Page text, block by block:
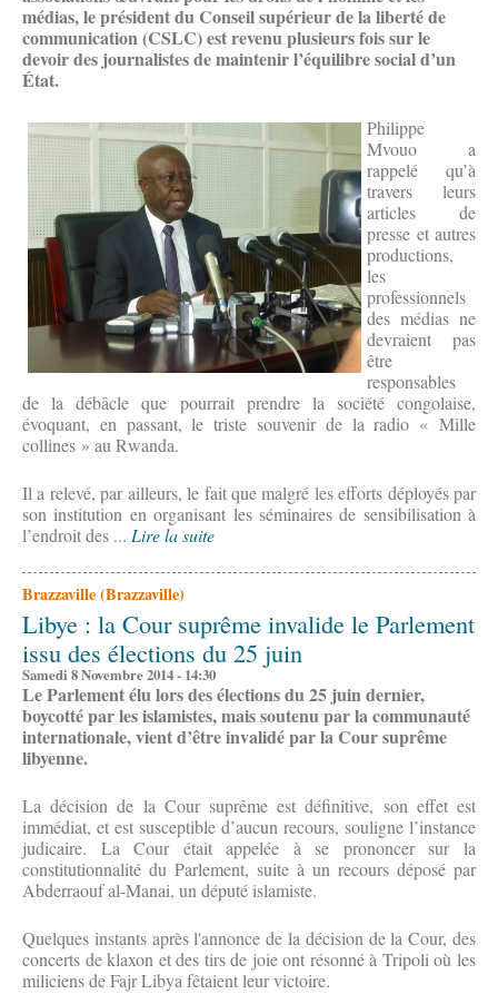
médias, le président du Conseil supérieur de la liberté de
communication (CSLC) est revenu plusieurs fois sur le
devoir des journalistes de maintenir l’équilibre social d’un
État.
Philippe
Mvouo a
rappelé qu’à
travers leurs
articles de
presse et autres
productions,
les
professionnels
des médias ne
devraient pas
être
responsables
de la débâcle que pourrait prendre la société congolaise,
évoquant, en passant, le triste souvenir de la radio « Mille
collines » au Rwanda.
Il a relevé, par ailleurs, le fait que malgré les efforts déployés par
son institution en organisant les séminaires de sensibilisation à
l’endroit des ... Lire la suite
Brazzaville (Brazzaville)
Libye : la Cour suprême invalide le Parlement
issu des élections du 25 juin
Samedi 8 Novembre 2014 - 14:30
Le Parlement élu lors des élections du 25 juin dernier,
boycotté par les islamistes, mais soutenu par la communauté
internationale, vient d’être invalidé par la Cour suprême
libyenne.
La décision de la Cour suprême est définitive, son effet est
immédiat, et est susceptible d’aucun recours, souligne l’instance
judicaire. La Cour était appelée à se prononcer sur la
constitutionnalité du Parlement, suite à un recours déposé par
Abderraouf al-Manai, un député islamiste.
Quelques instants après l'annonce de la décision de la Cour, des
concerts de klaxon et des tirs de joie ont résonné à Tripoli où les
miliciens de Fajr Libya fêtaient leur victoire.